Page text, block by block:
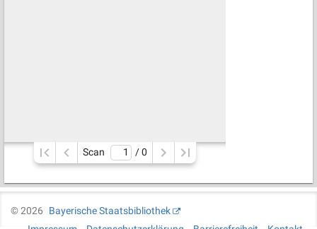
Scan / 0
©2026
Bayerische Staatsbibliothek